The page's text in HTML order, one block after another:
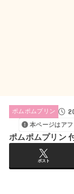
ポムポムプリン
本ページはア
ポムポムプリン
ポスト